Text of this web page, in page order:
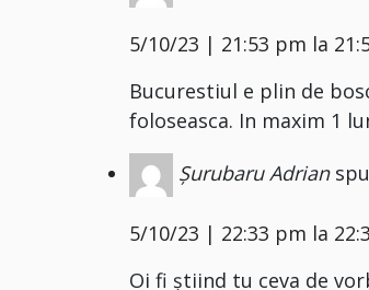
5/10/23 | 21:53 pm la
Bucurestiul e plin de
foloseasca. In maxim 1
Șurubaru Adrian
5/10/23 | 22:33 pm la
Oi fi știind tu ceva de